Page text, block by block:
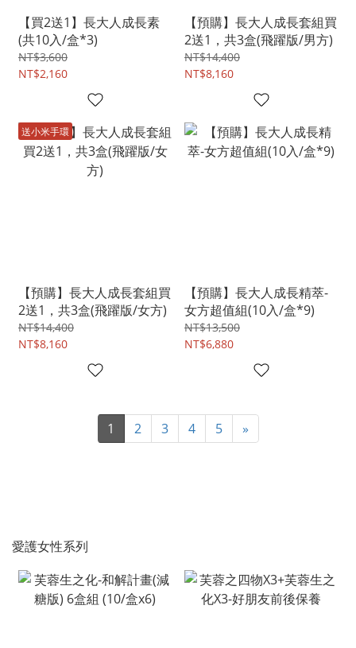
【買2送1】長大人成長素
(共10入/盒*3)
NT$3,600
NT$2,160
【預購】長大人成長套組買
2送1，共3盒(飛躍版/男方)
NT$14,400
NT$8,160
送小米手環
【預購】長大人成長套組買
2送1，共3盒(飛躍版/女方)
NT$14,400
NT$8,160
【預購】長大人成長精萃-
女方超值組(10入/盒*9)
NT$13,500
NT$6,880
1 2 3 4 5 »
愛護女性系列